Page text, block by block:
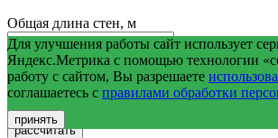
Общая длина стен, м
Средняя высота стен, м
Общая площадь оконных и дверных
Для улучшения работы сайт использует
Яндекс.Метрика с помощью технологии
работу с сайтом, Вы разрешаете
соглашаетесь с правилами обработки
принять